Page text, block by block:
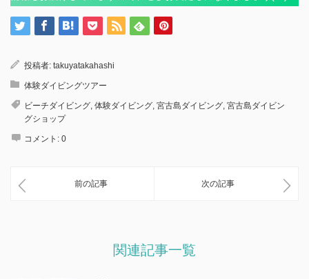
投稿者: takuyatakahashi
体験ダイビングツアー
ビーチダイビング, 体験ダイビング, 宮古島ダイビング, 宮古島ダイビン
グショップ
コメント: 0
前の記事 次の記事
関連記事一覧